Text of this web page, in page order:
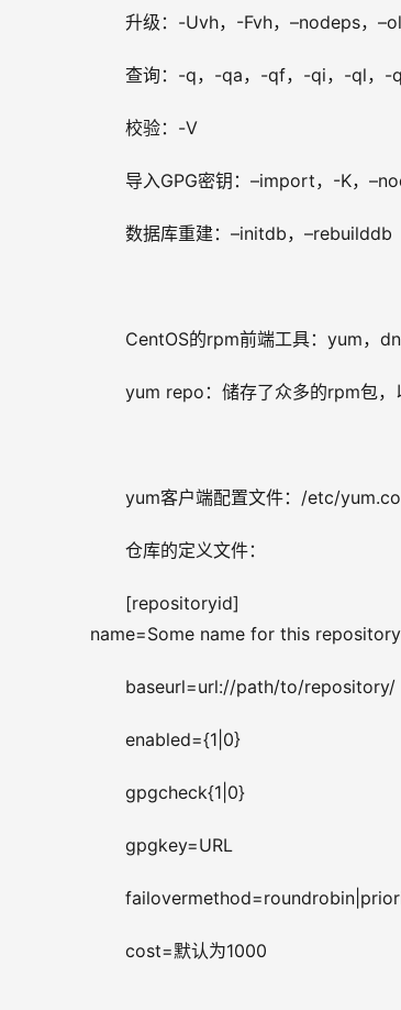
升级：-Uvh，-Fvh，–nodeps，
查询：-q，-qa，-qf，-qi，-ql，
校验：-V
导入GPG密钥：–import，-K，
数据库重建：–initdb，–rebuilddb
CentOS的rpm前端工具：yum，
yum repo：储存了众多的rpm包，
yum客户端配置文件：/etc/
仓库的定义文件：
[repositoryid]
name=Some name for this repository
baseurl=url://path/to/repository/
enabled={1|0}
gpgcheck{1|0}
gpgkey=URL
cost=默认为1000